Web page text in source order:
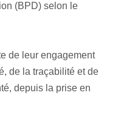
(BPD) selon le
de leur engagement
de la traçabilité et de
depuis la prise en